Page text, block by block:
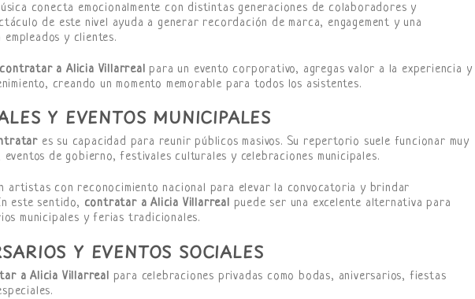
conecta emocionalmente con distintas generaciones de colaboradores y
de este nivel ayuda a generar recordación de marca, engagement y una
y clientes.
contratar a Alicia Villarreal para un evento corporativo, agregas valor a la experiencia y
creando un momento memorable para todos los asistentes.
Y EVENTOS MUNICIPALES
es su capacidad para reunir públicos masivos. Su repertorio suele funcionar muy
de gobierno, festivales culturales y celebraciones municipales.
artistas con reconocimiento nacional para elevar la convocatoria y brindar
este sentido, contratar a Alicia Villarreal puede ser una excelente alternativa para
municipales y ferias tradicionales.
Y EVENTOS SOCIALES
a Alicia Villarreal para celebraciones privadas como bodas, aniversarios, fiestas